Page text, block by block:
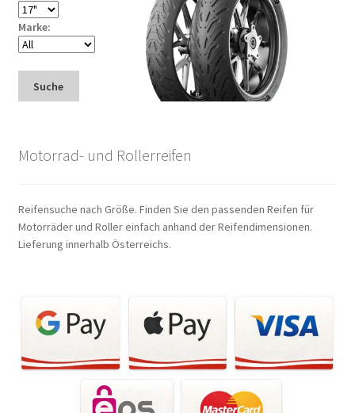
Marke:
Suche
Motorrad- und Rollerreifen
Reifensuche nach Größe. Finden Sie den passenden Reifen für
Motorräder und Roller einfach anhand der Reifendimensionen.
Lieferung innerhalb Österreichs.